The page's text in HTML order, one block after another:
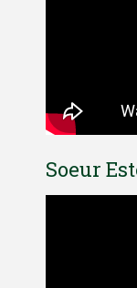
Soeur